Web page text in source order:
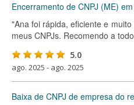
Encerramento de CNPJ (ME)
"Ana foi rápida, eficiente e
meus CNPJs. Recomendo a
5.0
ago. 2025 - ago. 2025
Baixa de CNPJ de empresa do